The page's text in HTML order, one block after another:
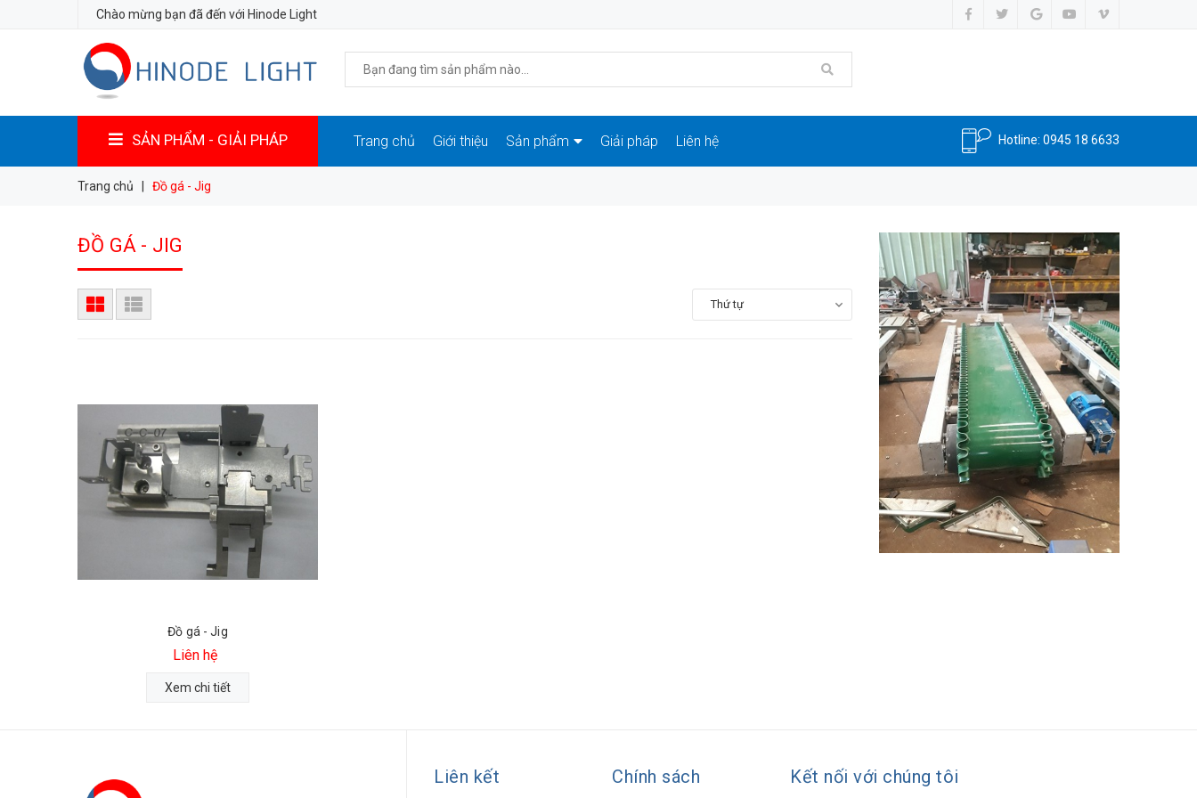
Chào mừng bạn đã đến với Hinode Light
SẢN PHẨM - GIẢI PHÁP Trang chủ Giới thiệu Sản phẩm Giải pháp Liên hệ Hotline: 0945 18 6633
Trang chủ | Đồ gá - Jig
ĐỒ GÁ - JIG
Thứ tự
Đồ gá - Jig
Liên hệ
Xem chi tiết
Liên kết Chính sách Kết nối với chúng tôi